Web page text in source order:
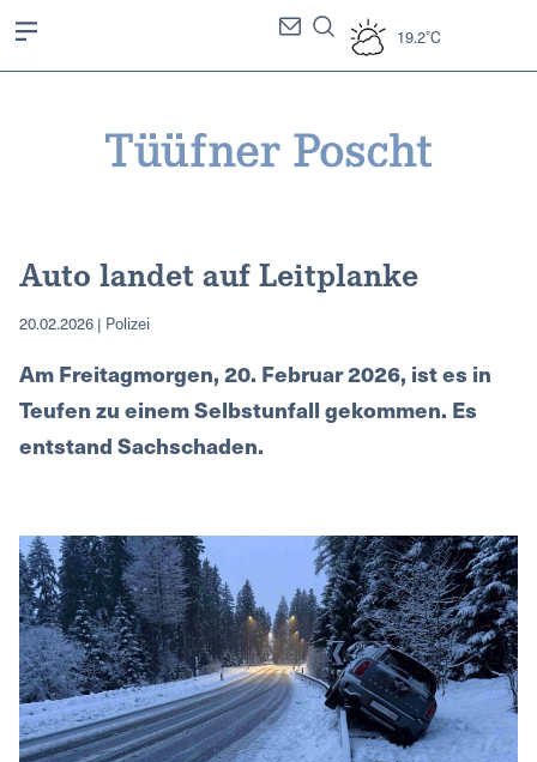
19.2°C
Auto landet auf Leitplanke
20.02.2026 | Polizei
Am Freitagmorgen, 20. Februar 2026, ist es in
Teufen zu einem Selbstunfall gekommen. Es
entstand Sachschaden.